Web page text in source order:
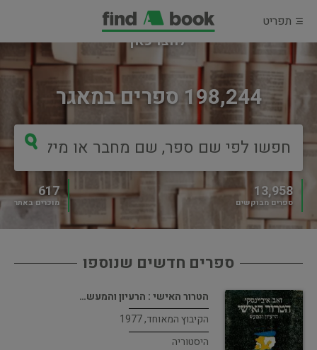
תפריט
198,244 ספרים במאגר
13,958
ספרים מבוקשים
617
מוכרים באתר
מוכרים ספר?
לחצו כאן
ספרים חדשים שנוספו
הטרור האישי : הרעיון והמעש…
הקיבוץ המאוחד, 1977
היסטוריה